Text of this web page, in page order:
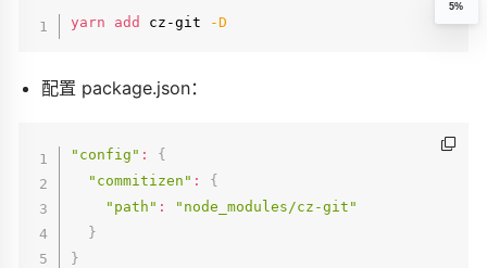
yarn add cz-git -D
配置 package.json：
"config" :
{
"commitizen" :
{
"path" :
"node_modules/cz-git"
}
}
5%